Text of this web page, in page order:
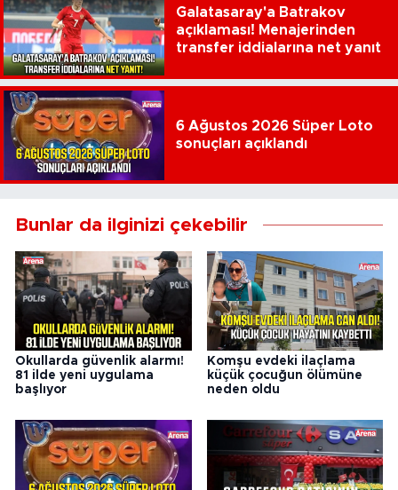
Galatasaray'a Batrakov
açıklaması! Menajerinden
transfer iddialarına net yanıt
6 Ağustos 2026 Süper Loto
sonuçları açıklandı
Bunlar da ilginizi çekebilir
Okullarda güvenlik alarmı!
81 ilde yeni uygulama
başlıyor
Komşu evdeki ilaçlama
küçük çocuğun ölümüne
neden oldu